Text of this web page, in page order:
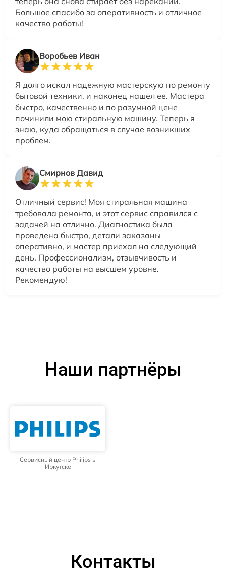
Большое спасибо за оперативность и отличное
качество работы!
Воробьев Иван
Я долго искал надежную мастерскую по ремонту
бытовой техники, и наконец нашел ее. Мастера
быстро, качественно и по разумной цене
починили мою стиральную машину. Теперь я
знаю, куда обращаться в случае возникших
проблем.
Смирнов Давид
Отличный сервис! Моя стиральная машина
требовала ремонта, и этот сервис справился с
задачей на отлично. Диагностика была
проведена быстро, детали заказаны
оперативно, и мастер приехал на следующий
день. Профессионализм, отзывчивость и
качество работы на высшем уровне.
Рекомендую!
Наши партнёры
Сервисный центр Philips в
Иркутске
Контакты